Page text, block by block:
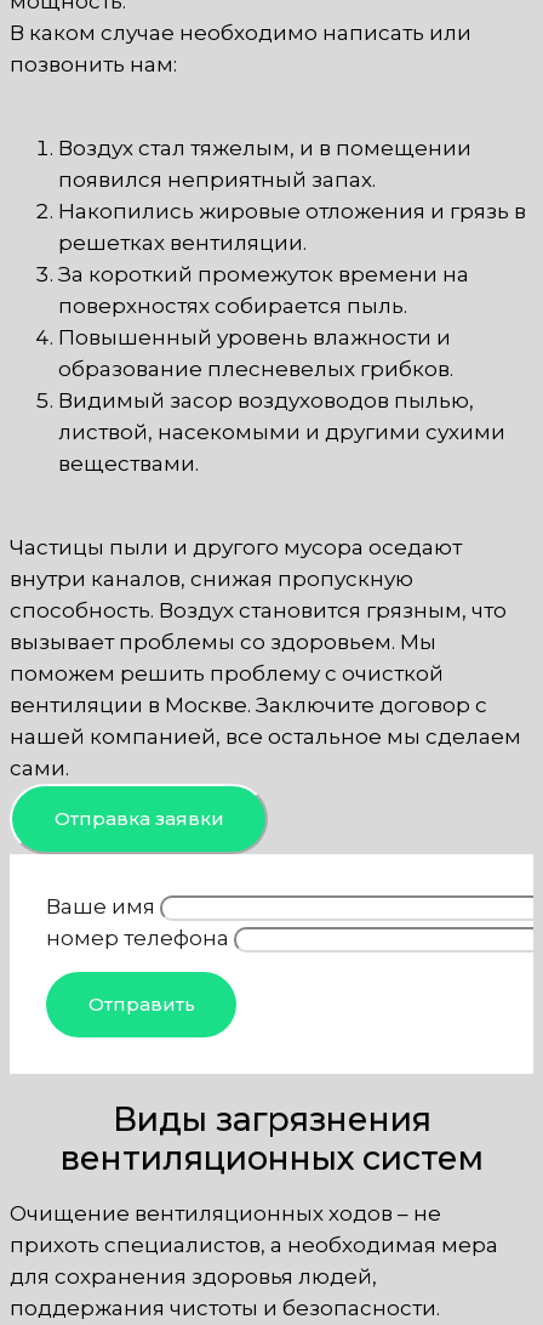
В каком случае необходимо написать или
позвонить нам:
Воздух стал тяжелым, и в помещении
появился неприятный запах.
Накопились жировые отложения и грязь в
решетках вентиляции.
За короткий промежуток времени на
поверхностях собирается пыль.
Повышенный уровень влажности и
образование плесневелых грибков.
Видимый засор воздуховодов пылью,
листвой, насекомыми и другими сухими
веществами.
Частицы пыли и другого мусора оседают
внутри каналов, снижая пропускную
способность. Воздух становится грязным, что
вызывает проблемы со здоровьем. Мы
поможем решить проблему с очисткой
вентиляции в Москве. Заключите договор с
нашей компанией, все остальное мы сделаем
сами.
Отправка заявки
Ваше имя
номер телефона
Виды загрязнения
вентиляционных систем
Очищение вентиляционных ходов – не
прихоть специалистов, а необходимая мера
для сохранения здоровья людей,
поддержания чистоты и безопасности.